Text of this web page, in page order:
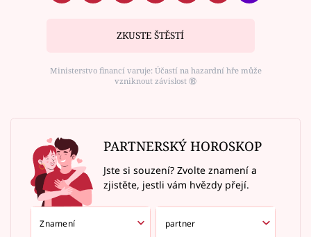
ZKUSTE ŠTĚSTÍ
Ministerstvo financí varuje: Účastí na hazardní hře může
vzniknout závislost ⑱
PARTNERSKÝ HOROSKOP
Jste si souzení? Zvolte znamení a
zjistěte, jestli vám hvězdy přejí.